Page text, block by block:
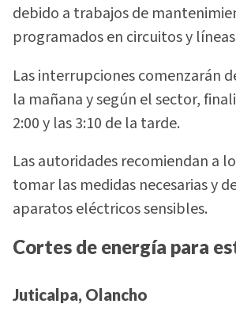
debido a trabajos de
programados en circuitos y
Las interrupciones comenzarán
la mañana y según el sector,
2:00 y las 3:10 de la tarde.
Las autoridades recomiendan a
tomar las medidas necesarias y
aparatos eléctricos sensibles.
Cortes de energía para
Juticalpa, Olancho